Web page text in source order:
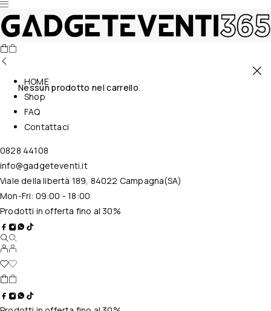
Nessun prodotto nel carrello.
HOME
Shop
FAQ
Contattaci
0828 44108
info@gadgeteventi.it
Viale della libertà 189, 84022 Campagna(SA)
Mon-Fri: 09:00 - 18:00
Prodotti in offerta fino al 30%